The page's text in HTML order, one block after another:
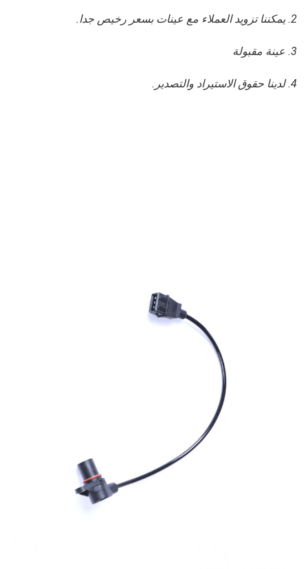
2. يمكننا تزويد العملاء مع عينات بسعر رخيص جدا.
3. عينة مقبولة
4. لدينا حقوق الاستيراد والتصدير.